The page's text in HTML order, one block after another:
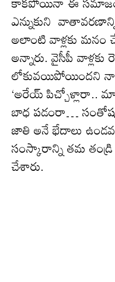
ఎన్నుకుని
అలాంటి వాళ్లకు మనం
అన్నారు. వైసీపీ వాళ్లకు
లోకువయిపోయింద‌ని
‘అరేయ్ పిచ్చోళ్లారా.. మా
బాధ పడంరా…
జాతి అనే భేదాలు
సంస్కారాన్ని తమ
చేశారు.